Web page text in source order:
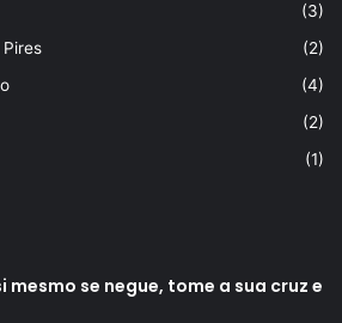
(3)
(2)
(4)
(2)
(1)
mesmo se negue, tome a sua cruz e